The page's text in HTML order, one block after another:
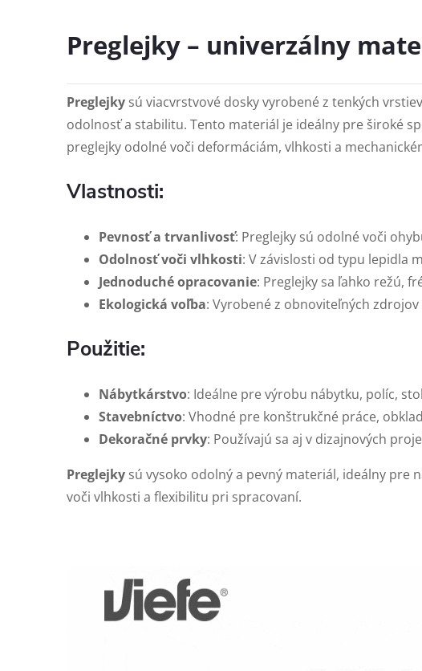
Preglejky – univerzálny
Preglejky sú viacvrstvové dosky vyrobené z tenkých
odolnosť a stabilitu. Tento materiál je ideálny pre široké
preglejky odolné voči deformáciám, vlhkosti a
Vlastnosti:
Pevnosť a trvanlivosť: Preglejky sú odolné voči
Odolnosť voči vlhkosti: V závislosti od typu lepidla
Jednoduché opracovanie: Preglejky sa ľahko režú,
Ekologická voľba: Vyrobené z obnoviteľných
Použitie:
Nábytkárstvo: Ideálne pre výrobu nábytku, políc,
Stavebníctvo: Vhodné pre konštrukčné práce,
Dekoračné prvky: Používajú sa aj v dizajnových
Preglejky sú vysoko odolný a pevný materiál, ideálny
voči vlhkosti a flexibilitu pri spracovaní.